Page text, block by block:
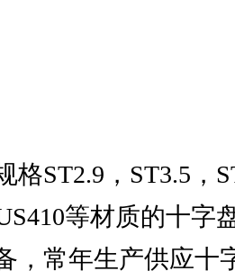
ST2.9，ST3.5，
等材质的十
，常年生产供应十